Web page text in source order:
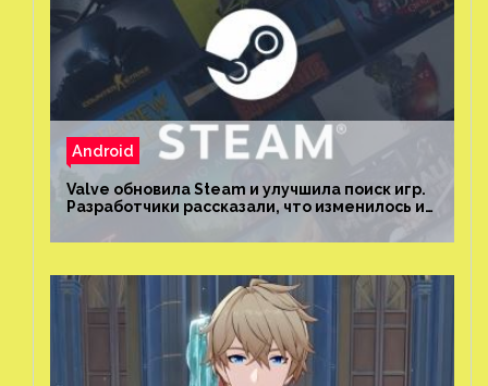
Android
Valve обновила Steam и улучшила поиск игр.
Разработчики рассказали, что изменилось и